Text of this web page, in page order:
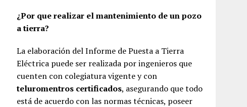
¿Por que realizar el mantenimiento de un pozo
a tierra?
La elaboración del Informe de Puesta a Tierra
Eléctrica puede ser realizada por ingenieros que
cuenten con colegiatura vigente y con
teluromentros certificados, asegurando que todo
está de acuerdo con las normas técnicas, poseer